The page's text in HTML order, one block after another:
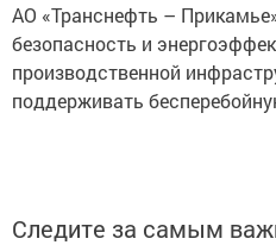
АО «Транснефть –
безопасность и
производственной
поддерживать
Следите за самым